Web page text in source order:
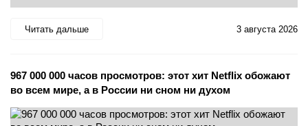
Читать дальше 3 августа 2026
967 000 000 часов просмотров: этот хит Netflix обожают
во всем мире, а в России ни сном ни духом